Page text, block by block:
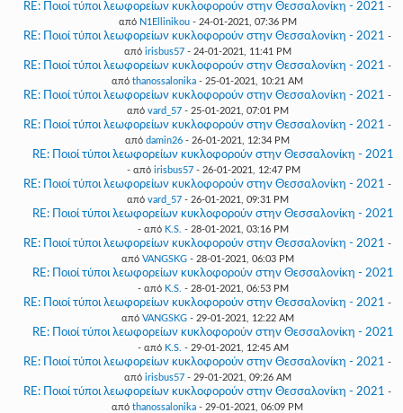
RE: Ποιοί τύποι λεωφορείων κυκλοφορούν στην Θεσσαλονίκη - 2021 -
από N1Ellinikou- 24-01-2021, 07:36 PM
RE: Ποιοί τύποι λεωφορείων κυκλοφορούν στην Θεσσαλονίκη - 2021 -
από irisbus57- 24-01-2021, 11:41 PM
RE: Ποιοί τύποι λεωφορείων κυκλοφορούν στην Θεσσαλονίκη - 2021 -
από thanossalonika - 25-01-2021, 10:21 AM
RE: Ποιοί τύποι λεωφορείων κυκλοφορούν στην Θεσσαλονίκη - 2021 -
από vard_57- 25-01-2021, 07:01 PM
RE: Ποιοί τύποι λεωφορείων κυκλοφορούν στην Θεσσαλονίκη - 2021 -
από damin26 - 26-01-2021, 12:34 PM
RE: Ποιοί τύποι λεωφορείων κυκλοφορούν στην Θεσσαλονίκη - 2021
- από irisbus57- 26-01-2021, 12:47 PM
RE: Ποιοί τύποι λεωφορείων κυκλοφορούν στην Θεσσαλονίκη - 2021 -
από vard_57- 26-01-2021, 09:31 PM
RE: Ποιοί τύποι λεωφορείων κυκλοφορούν στην Θεσσαλονίκη - 2021
- από K.S. - 28-01-2021, 03:16 PM
RE: Ποιοί τύποι λεωφορείων κυκλοφορούν στην Θεσσαλονίκη - 2021 -
από VANGSKG- 28-01-2021, 06:03 PM
RE: Ποιοί τύποι λεωφορείων κυκλοφορούν στην Θεσσαλονίκη - 2021
- από K.S. - 28-01-2021, 06:53 PM
RE: Ποιοί τύποι λεωφορείων κυκλοφορούν στην Θεσσαλονίκη - 2021 -
από VANGSKG- 29-01-2021, 12:22 AM
RE: Ποιοί τύποι λεωφορείων κυκλοφορούν στην Θεσσαλονίκη - 2021
- από K.S. - 29-01-2021, 12:45 AM
RE: Ποιοί τύποι λεωφορείων κυκλοφορούν στην Θεσσαλονίκη - 2021 -
από irisbus57- 29-01-2021, 09:26 AM
RE: Ποιοί τύποι λεωφορείων κυκλοφορούν στην Θεσσαλονίκη - 2021 -
από thanossalonika - 29-01-2021, 06:09 PM